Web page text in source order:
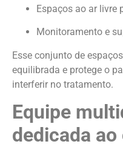
Espaços ao ar livre
Monitoramento e
Esse conjunto de
equilibrada e protege o
interferir no tratamento.
Equipe
dedicada